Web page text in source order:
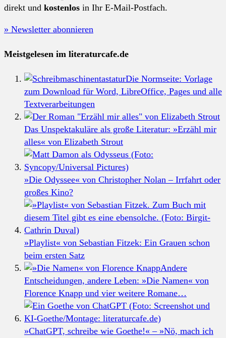
direkt und kostenlos in Ihr E-Mail-Postfach.
» Newsletter abonnieren
Meistgelesen im literaturcafe.de
Die Normseite: Vorlage
zum Download für Word, LibreOffice, Pages und alle
Textverarbeitungen
Das Unspektakuläre als große Literatur: »Erzähl mir
alles« von Elizabeth Strout
»Die Odyssee« von Christopher Nolan – Irrfahrt oder
großes Kino?
»Playlist« von Sebastian Fitzek: Ein Grauen schon
beim ersten Satz
Andere
Entscheidungen, andere Leben: »Die Namen« von
Florence Knapp und vier weitere Romane…
»ChatGPT, schreibe wie Goethe!« – »Nö, mach ich